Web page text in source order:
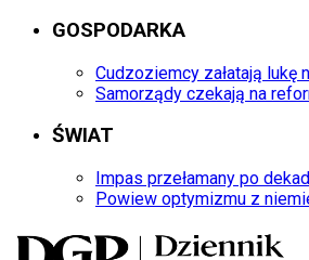
GOSPODARKA
Cudzoziemcy załatają lukę
Samorządy czekają na
ŚWIAT
Impas przełamany po
Powiew optymizmu z